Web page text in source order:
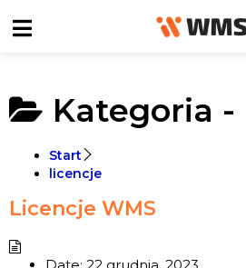
Kategoria -
Start
licencje
Licencje WMS